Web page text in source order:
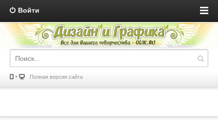
Войти
Полная версия сайта